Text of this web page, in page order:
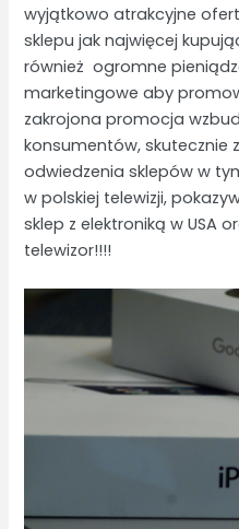
wyjątkowo atrakcyjne
sklepu jak najwięcej
również ogromne
marketingowe aby
zakrojona promocja
konsumentów, skutecznie
odwiedzenia sklepów w
w polskiej telewizji,
sklep z elektroniką w USA
telewizor!!!!